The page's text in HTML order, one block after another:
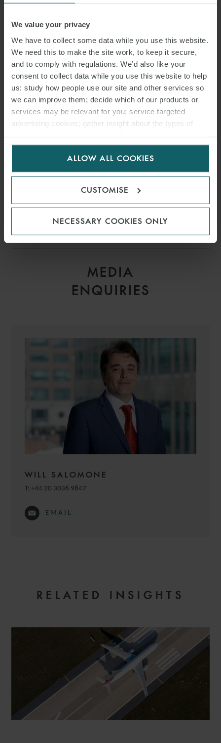
We value your privacy
We have to collect some data while you use this website.
We need this to make the site work, to keep it secure,
and to comply with regulations. We’d also like your
consent to collect data while you use this website to help
us: study how people use our site and other services so
we can improve them; decide which of our products or
services may be relevant for you; service targeted
advertising cookies; gather insight about the types of
for us to use cookies. Select customise to manage
ALLOW ALL COOKIES
CUSTOMISE
NECESSARY COOKIES ONLY
MEDIA
ENQUIRIES
WILL SALOMONE
T: +44 20 3036 9847
EMAIL
THOMAS RABAIN
PARTNER PARIS
AMANDINE COLLARD
RELATED INSIGHTS